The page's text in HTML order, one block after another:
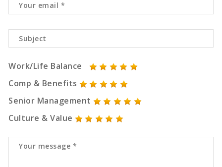
Work/Life Balance
Comp & Benefits
Senior Management
Culture & Value